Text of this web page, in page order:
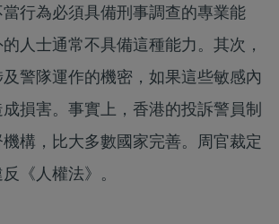
當行為必須具備刑事調查的專業能
人士通常不具備這種能力。其次，
警隊運作的機密，如果這些敏感內
損害。事實上，香港的投訴警員制
構，比大多數國家完善。周官裁定
《人權法》。